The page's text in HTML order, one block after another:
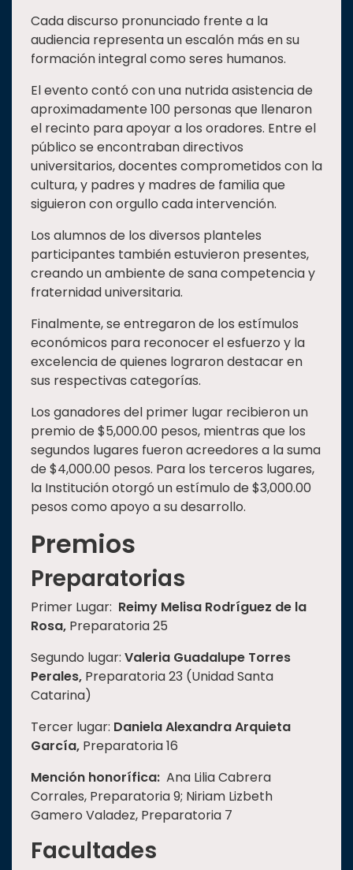
Cada discurso pronunciado frente a la
audiencia representa un escalón más en su
formación integral como seres humanos.
El evento contó con una nutrida asistencia de
aproximadamente 100 personas que llenaron
el recinto para apoyar a los oradores. Entre el
público se encontraban directivos
universitarios, docentes comprometidos con la
cultura, y padres y madres de familia que
siguieron con orgullo cada intervención.
Los alumnos de los diversos planteles
participantes también estuvieron presentes,
creando un ambiente de sana competencia y
fraternidad universitaria.
Finalmente, se entregaron de los estímulos
económicos para reconocer el esfuerzo y la
excelencia de quienes lograron destacar en
sus respectivas categorías.
Los ganadores del primer lugar recibieron un
premio de $5,000.00 pesos, mientras que los
segundos lugares fueron acreedores a la suma
de $4,000.00 pesos. Para los terceros lugares,
la Institución otorgó un estímulo de $3,000.00
pesos como apoyo a su desarrollo.
Premios
Preparatorias
Primer Lugar: Reimy Melisa Rodríguez de la
Rosa, Preparatoria 25
Segundo lugar: Valeria Guadalupe Torres
Perales, Preparatoria 23 (Unidad Santa
Catarina)
Tercer lugar: Daniela Alexandra Arquieta
García, Preparatoria 16
Mención honorífica: Ana Lilia Cabrera
Corrales, Preparatoria 9; Niriam Lizbeth
Gamero Valadez, Preparatoria 7
Facultades